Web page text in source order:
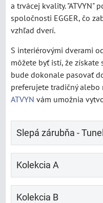
a trvácej kvality. "ATVYN"
spoločnosti EGGER, čo
vzhľad dverí.
S interiérovými dverami
môžete byť istí, že
bude dokonale pasovať
preferujete tradičný alebo
ATVYN vám umožnia
Slepá zárubňa - Tunel
Kolekcia A
Kolekcia B